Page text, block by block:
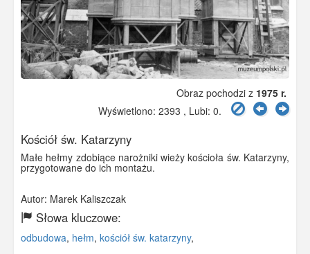
Obraz pochodzi z 1975 r.
Wyświetlono: 2393 , Lubi: 0.
Kościół św. Katarzyny
Małe hełmy zdobiące narożniki wieży kościoła św. Katarzyny,
przygotowane do ich montażu.
Autor: Marek Kaliszczak
Słowa kluczowe:
odbudowa, hełm, kościół św. katarzyny,